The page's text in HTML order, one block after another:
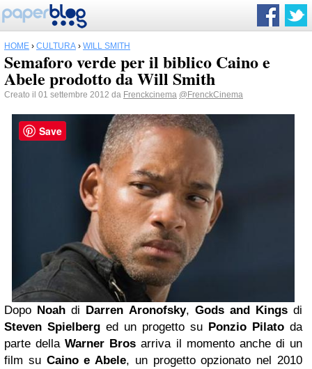
HOME › CULTURA › WILL SMITH
Semaforo verde per il biblico Caino e
Abele prodotto da Will Smith
Creato il 01 settembre 2012 da Frenckcinema @FrenckCinema
Dopo Noahdi Darren Aronofsky, Gods and Kingsdi
Steven Spielberg ed un progetto su Ponzio Pilato da
parte dellaWarner Bros arriva il momento anche di un
film su Caino e Abele, un progetto opzionato nel 2010
Save